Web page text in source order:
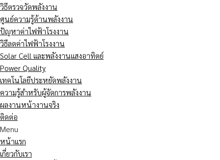
วิธีตรวจวัดพลังงาน
ศูนย์ความรู้ด้านพลังงาน
ปัญหาค่าไฟฟ้าโรงงาน
วิธีลดค่าไฟฟ้าโรงงาน
Solar Cell และพลังงานแสงอาทิตย์
Power Quality
เทคโนโลยีประหยัดพลังงาน
ความรู้สำหรับผู้จัดการพลังงาน
ผลงานหน้างานจริง
ติดต่อ
Menu
หน้าแรก
เกี่ยวกับเรา